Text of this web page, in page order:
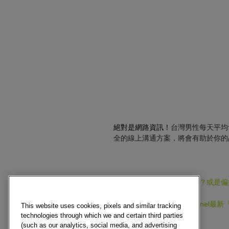
絕對是網路資訊！ 台灣男性每天平
全的線上溝通方案，將會有助於你
想知道他們習慣的上網方式？或是
趕快來訂購Kantar Worldpanel最新
This website uses cookies, pixels and similar tracking
technologies through which we and certain third parties
(such as our analytics, social media, and advertising